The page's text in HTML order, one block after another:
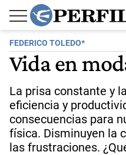
FEDERICO TOLEDO*
Vida en
La prisa constante y
eficiencia y
consecuencias para
física. Disminuyen la
las frustraciones.